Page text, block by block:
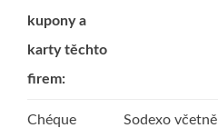
kupony a
karty těchto
firem:
Chéque
Sodexo včetně